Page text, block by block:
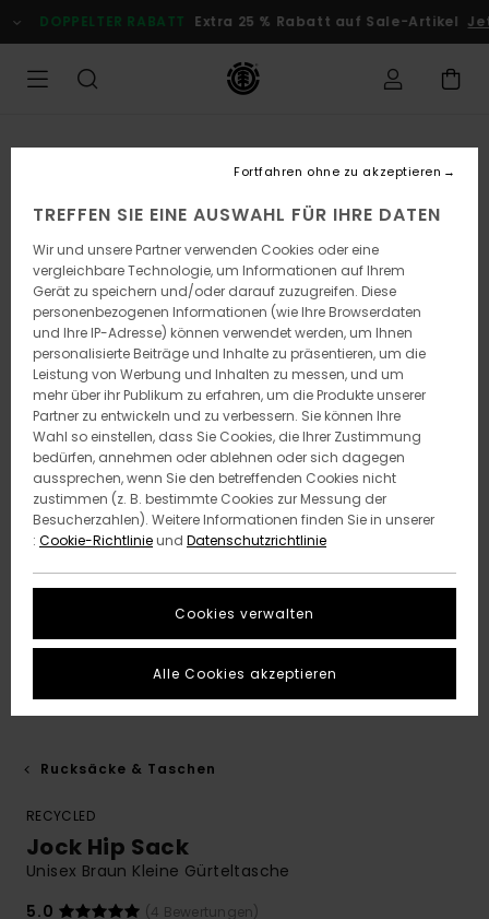
zur
Produktinformation
DOPPELTER RABATT Extra 25 % Rabatt auf Sale-Artikel
Rucksäcke & Taschen
RECYCLED
Jock Hip Sack
Unisex Braun Kleine Gürteltasche
5.0
(4 Bewertungen)
TREFFEN SIE EINE AUSWAHL FÜR IHRE DATEN
Wir und unsere Partner verwenden Cookies oder eine
vergleichbare Technologie, um Informationen auf Ihrem
Gerät zu speichern und/oder darauf zuzugreifen. Diese
personenbezogenen Informationen (wie Ihre Browserdaten
und Ihre IP-Adresse) können verwendet werden, um Ihnen
personalisierte Beiträge und Inhalte zu präsentieren, um die
Leistung von Werbung und Inhalten zu messen, und um
mehr über ihr Publikum zu erfahren, um die Produkte unserer
Partner zu entwickeln und zu verbessern. Sie können Ihre
Wahl so einstellen, dass Sie Cookies, die Ihrer Zustimmung
bedürfen, annehmen oder ablehnen oder sich dagegen
aussprechen, wenn Sie den betreffenden Cookies nicht
zustimmen (z. B. bestimmte Cookies zur Messung der
Besucherzahlen). Weitere Informationen finden Sie in unserer
: Cookie-Richtlinieund Datenschutzrichtlinie
Cookies verwalten
Fortfahren ohne zu akzeptieren
Alle Cookies akzeptieren